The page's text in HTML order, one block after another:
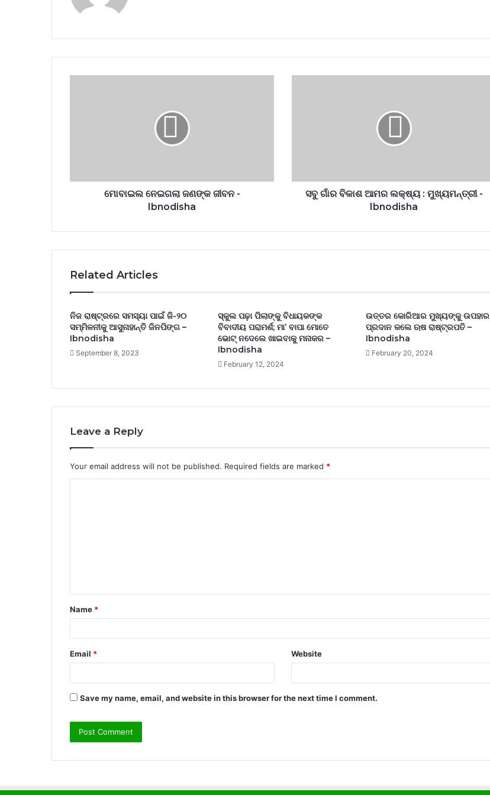
ମୋବାଇଲ ନେଇଗଲା ଜଣଙ୍କ ଜୀବନ -
Ibnodisha
ସବୁ ଗାଁର ବିକାଶ ଆମର ଲକ୍ଷ୍ୟ : ମୁଖ୍ୟମନ୍ତ୍ରୀ -
Ibnodisha
Related Articles
ନିଜ ରାଷ୍ଟ୍ରରେ ସମସ୍ୟା ପାଇଁ ଜି-୨୦
ସମ୍ମିଳନୀକୁ ଆସୁନାହାନ୍ତି ଜିନପିଙ୍ଗ –
Ibnodisha
September 8, 2023
ସ୍କୁଲ ପଢ଼ା ପିଲାଙ୍କୁ ବିଧାୟକଙ୍କ
ବିବାଦୀୟ ପରାମର୍ଶ; ମା’ ବାପା ମୋତେ
ଭୋଟ୍ ନଦେଲେ ଖାଇବାକୁ ମନାକର –
Ibnodisha
February 12, 2024
ଉତ୍ତର କୋରିଆର ମୁଖ୍ୟଙ୍କୁ ଉପହାର
ପ୍ରଦାନ କଲେ ଋଷ ରାଷ୍ଟ୍ରପତି –
Ibnodisha
February 20, 2024
Leave a Reply
Your email address will not be published. Required fields are marked *
t
*
Name *
Email * Website
Save my name, email, and website in this browser for the next time I comment.